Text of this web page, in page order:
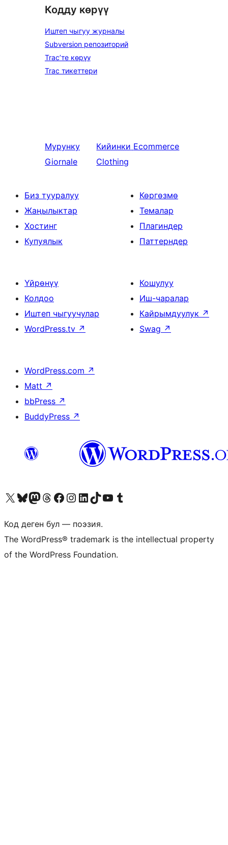
Кодду көрүү
Иштеп чыгуу журналы
Subversion репозиторий
Trac’те көрүү
Trac тикеттери
Мурунку
Giornale
Кийинки Ecommerce
Clothing
Биз тууралуу
Жаңылыктар
Хостинг
Купуялык
Көргөзмө
Темалар
Плагиндер
Паттерндер
Үйрөнүү
Колдоо
Иштеп чыгуучулар
WordPress.tv ↗
Кошулуу
Иш-чаралар
Кайрымдуулук ↗
Swag ↗
WordPress.com ↗
Matt ↗
bbPress ↗
BuddyPress ↗
Visit our X (formerly Twitter) account
Visit our Bluesky account
Биздин Mastodon түрмөгүбүзгө баш багыңыз
Visit our Threads account
Биздин Facebook баракчабызга кириңиз
Биздин Instagram баракчабызга баш багыңыз
Биздин LinkedIn баракчабызга баш багыңыз
Visit our TikTok account
Visit our YouTube channel
Visit our Tumblr account
Код деген бул — поэзия.
The WordPress® trademark is the intellectual property
of the WordPress Foundation.